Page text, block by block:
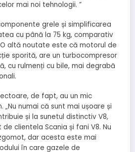
mai noi tehnologii. ”
grele și simplificarea
cu până la 75 kg, comparativ
altă noutate este că motorul de
sporită, are un turbocompresor
cu rulmenți cu bile, mai degrabă
de fapt, au un mic
„Nu numai că sunt mai ușoare și
și la sunetul distinctiv V8,
clientela Scania și fani V8. Nu
dar acesta este mai
în care gazele de